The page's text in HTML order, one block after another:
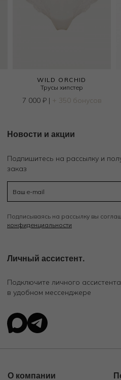
WILD ORCHID
Трусы хипстер
7 000 ₽| + 350 бонусов
Новости и акции
Подпишитесь на рассылку и
заказ
Подписываясь на рассылку вы
конфиденциальности
Личный ассистент.
Подключите личного
в удобном мессенджере
О компании